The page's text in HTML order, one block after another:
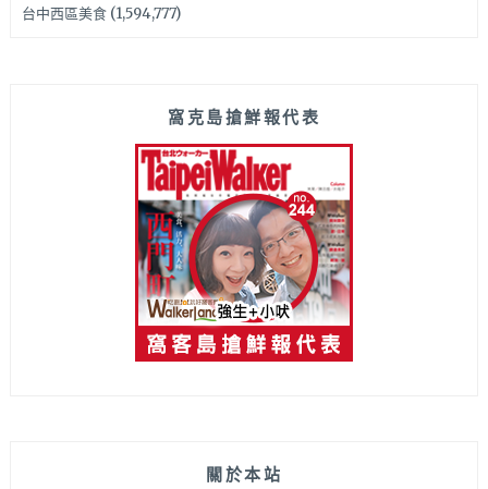
台中西區美食(1,594,777)
窩克島搶鮮報代表
關於本站